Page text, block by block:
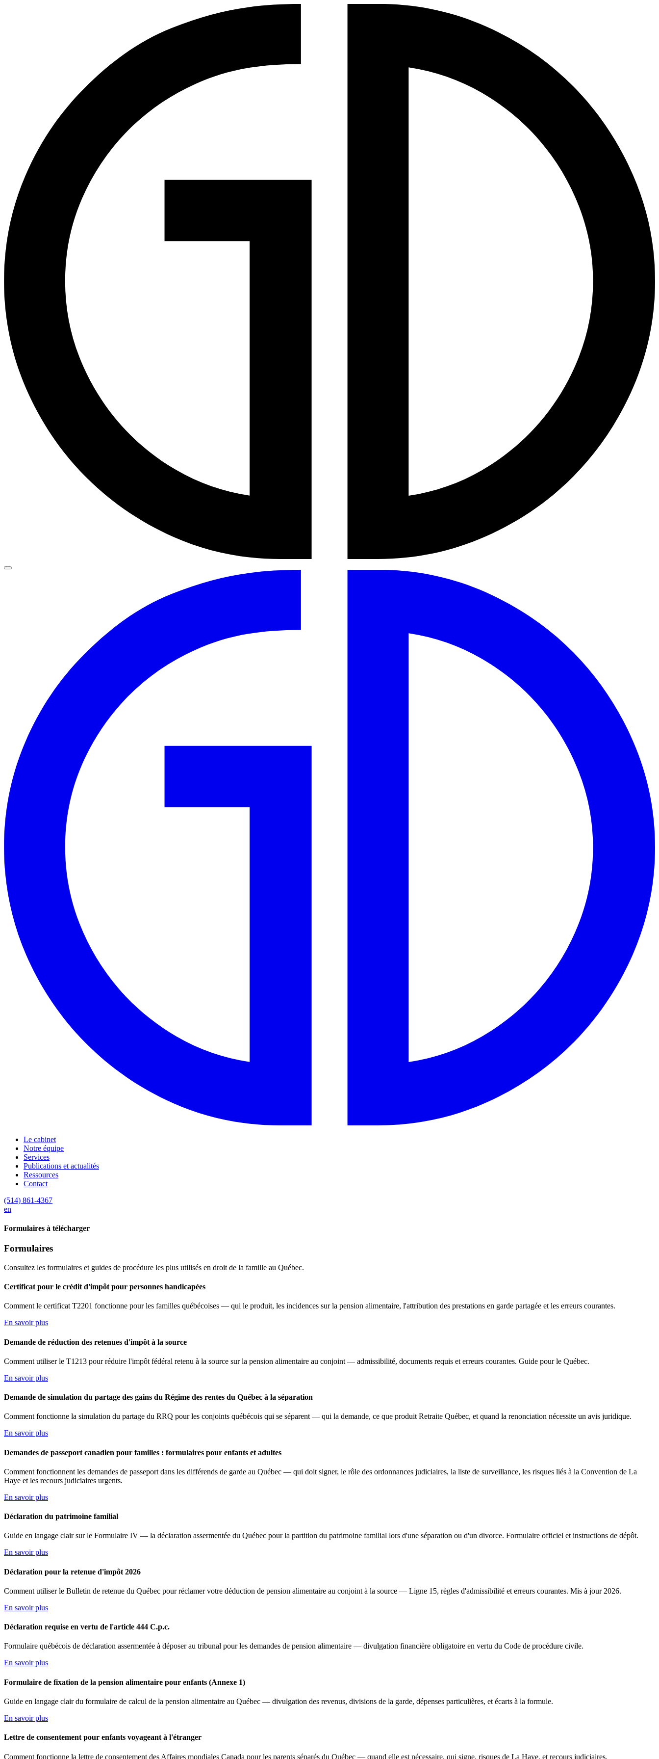
Le cabinet
Notre équipe
Services
Publications et actualités
Ressources
Contact
(514) 861-4367
en
Formulaires à télécharger
Formulaires
Consultez les formulaires et guides de procédure les plus utilisés en droit de la famille au Québec.
Certificat pour le crédit d'impôt pour personnes handicapées
Comment le certificat T2201 fonctionne pour les familles québécoises — qui le produit, les incidences sur la pension alimentaire, l'attribution des prestations en garde partagée et les erreurs courantes.
En savoir plus
Demande de réduction des retenues d'impôt à la source
Comment utiliser le T1213 pour réduire l'impôt fédéral retenu à la source sur la pension alimentaire au conjoint — admissibilité, documents requis et erreurs courantes. Guide pour le Québec.
En savoir plus
Demande de simulation du partage des gains du Régime des rentes du Québec à la séparation
Comment fonctionne la simulation du partage du RRQ pour les conjoints québécois qui se séparent — qui la demande, ce que produit Retraite Québec, et quand la renonciation nécessite un avis juridique.
En savoir plus
Demandes de passeport canadien pour familles : formulaires pour enfants et adultes
Comment fonctionnent les demandes de passeport dans les différends de garde au Québec — qui doit signer, le rôle des ordonnances judiciaires, la liste de surveillance, les risques liés à la Convention de La
Haye et les recours judiciaires urgents.
En savoir plus
Déclaration du patrimoine familial
Guide en langage clair sur le Formulaire IV — la déclaration assermentée du Québec pour la partition du patrimoine familial lors d'une séparation ou d'un divorce. Formulaire officiel et instructions de dépôt.
En savoir plus
Déclaration pour la retenue d'impôt 2026
Comment utiliser le Bulletin de retenue du Québec pour réclamer votre déduction de pension alimentaire au conjoint à la source — Ligne 15, règles d'admissibilité et erreurs courantes. Mis à jour 2026.
En savoir plus
Déclaration requise en vertu de l'article 444 C.p.c.
Formulaire québécois de déclaration assermentée à déposer au tribunal pour les demandes de pension alimentaire — divulgation financière obligatoire en vertu du Code de procédure civile.
En savoir plus
Formulaire de fixation de la pension alimentaire pour enfants (Annexe 1)
Guide en langage clair du formulaire de calcul de la pension alimentaire au Québec — divulgation des revenus, divisions de la garde, dépenses particulières, et écarts à la formule.
En savoir plus
Lettre de consentement pour enfants voyageant à l'étranger
Comment fonctionne la lettre de consentement des Affaires mondiales Canada pour les parents séparés du Québec — quand elle est nécessaire, qui signe, risques de La Haye, et recours judiciaires.